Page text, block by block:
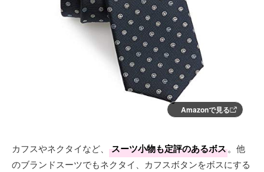
Amazonで見る
カフスやネクタイなど、 スーツ小物も定評のあるボス。他
のブランドスーツでもネクタイ、カフスボタンをボスにする